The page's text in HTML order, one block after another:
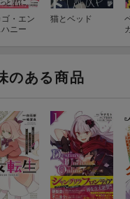
・エン
ハニー
猫とベッド
のある商品